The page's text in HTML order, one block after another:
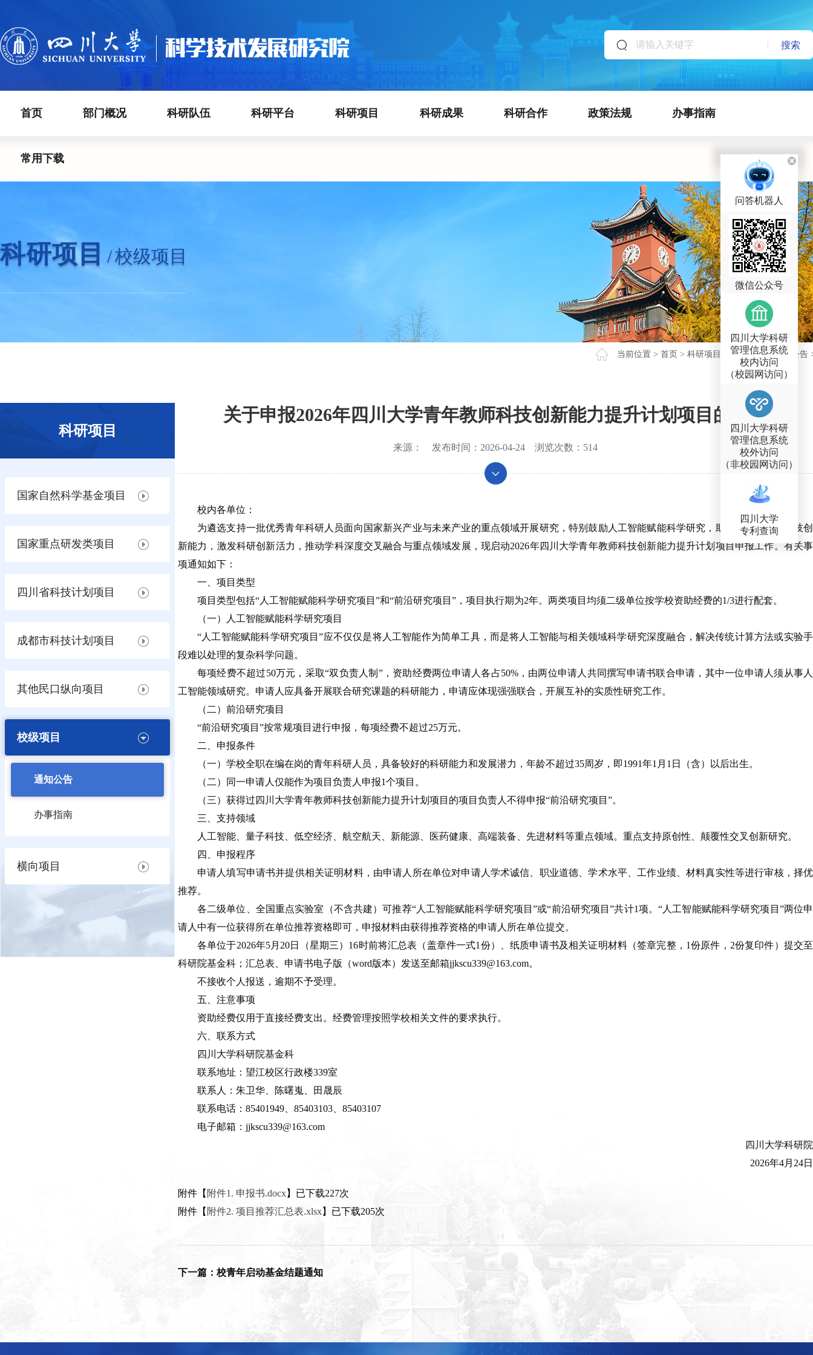
搜索
首页 部门概况 科研队伍 科研平台 科研项目 科研成果 科研合作 政策法规 办事指南
常用下载
科研项目 /校级项目
当前位置 > 首页 > 科研项目 校级项目>通知公告
科研项目
国家自然科学基金项目
国家重点研发类项目
四川省科技计划项目
成都市科技计划项目
其他民口纵向项目
校级项目
通知公告
办事指南
横向项目
关于申报2026年四川大学青年教师科技创新能力提升计划项目的通知
来源： 发布时间： 2026-04-24 浏览次数： 514
校内各单位：
为遴选支持一批优秀青年科研人员面向国家新兴产业与未来产业的重点领域开展研究，特别鼓励人工智能赋能科学研究，助力进一步提升科技创
新能力，激发科研创新活力，推动学科深度交叉融合与重点领域发展，现启动2026年四川大学青年教师科技创新能力提升计划项目申报工作。有关事
项通知如下：
一、项目类型
项目类型包括“人工智能赋能科学研究项目”和“前沿研究项目”，项目执行期为2年。两类项目均须二级单位按学校资助经费的1/3进行配套。
（一）人工智能赋能科学研究项目
“人工智能赋能科学研究项目”应不仅仅是将人工智能作为简单工具，而是将人工智能与相关领域科学研究深度融合，解决传统计算方法或实验手
段难以处理的复杂科学问题。
每项经费不超过50万元，采取“双负责人制”，资助经费两位申请人各占50%，由两位申请人共同撰写申请书联合申请，其中一位申请人须从事人
工智能领域研究。申请人应具备开展联合研究课题的科研能力，申请应体现强强联合，开展互补的实质性研究工作。
（二）前沿研究项目
“前沿研究项目”按常规项目进行申报，每项经费不超过25万元。
二、申报条件
（一）学校全职在编在岗的青年科研人员，具备较好的科研能力和发展潜力，年龄不超过35周岁，即1991年1月1日（含）以后出生。
（二）同一申请人仅能作为项目负责人申报1个项目。
（三）获得过四川大学青年教师科技创新能力提升计划项目的项目负责人不得申报“前沿研究项目”。
三、支持领域
人工智能、量子科技、低空经济、航空航天、新能源、医药健康、高端装备、先进材料等重点领域。重点支持原创性、颠覆性交叉创新研究。
四、申报程序
申请人填写申请书并提供相关证明材料，由申请人所在单位对申请人学术诚信、职业道德、学术水平、工作业绩、材料真实性等进行审核，择优
推荐。
各二级单位、全国重点实验室（不含共建）可推荐“人工智能赋能科学研究项目”或“前沿研究项目”共计1项。“人工智能赋能科学研究项目”两位申
请人中有一位获得所在单位推荐资格即可，申报材料由获得推荐资格的申请人所在单位提交。
各单位于2026年5月20日（星期三）16时前将汇总表（盖章件一式1份）、纸质申请书及相关证明材料（签章完整，1份原件，2份复印件）提交至
科研院基金科；汇总表、申请书电子版（word版本）发送至邮箱jjkscu339@163.com。
不接收个人报送，逾期不予受理。
五、注意事项
资助经费仅用于直接经费支出。经费管理按照学校相关文件的要求执行。
六、联系方式
四川大学科研院基金科
联系地址：望江校区行政楼339室
联系人：朱卫华、陈曙嵬、田晟辰
联系电话：85401949、85403103、85403107
电子邮箱：jjkscu339@163.com
四川大学科研院
2026年4月24日
附件【 附件1. 申报书.docx】已下载227次
附件【 附件2. 项目推荐汇总表.xlsx】已下载205次
下一篇：校青年启动基金结题通知
问答机器人
微信公众号
四川大学科研
管理信息系统
校内访问
（校园网访问）
四川大学科研
管理信息系统
校外访问
（非校园网访问）
四川大学
专利查询